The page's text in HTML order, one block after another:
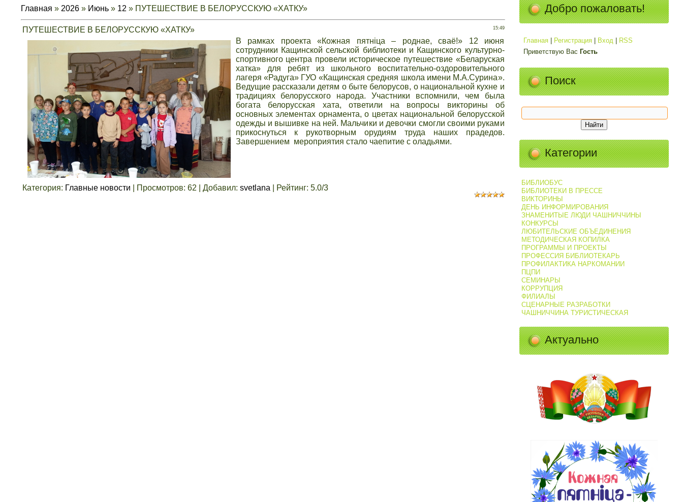
Главная » 2026 » Июнь » 12 » ПУТЕШЕСТВИЕ В БЕЛОРУССКУЮ «ХАТКУ»
15:49
ПУТЕШЕСТВИЕ В БЕЛОРУССКУЮ «ХАТКУ»
В рамках проекта «Кожная пятніца – роднае, сваё!» 12 июня
сотрудники Кащинской сельской библиотеки и Кащинского культурно-
спортивного центра провели историческое путешествие «Беларуская
хатка» для ребят из школьного воспитательно-оздоровительного
лагеря «Радуга» ГУО «Кащинская средняя школа имени М.А.Сурина».
Ведущие рассказали детям о быте белорусов, о национальной кухне и
традициях белорусского народа. Участники вспомнили, чем была
богата белорусская хата, ответили на вопросы викторины об
основных элементах орнамента, о цветах национальной белорусской
одежды и вышивке на ней. Мальчики и девочки смогли своими руками
прикоснуться к рукотворным орудиям труда наших прадедов.
Завершением мероприятия стало чаепитие с оладьями.
Категория: Главные новости Просмотров: 62 Добавил: svetlana Рейтинг: 5.0/3
Добро пожаловать!
Главная| Регистрация| Вход|
RSS
Приветствую Вас Гость
Поиск
Категории
БИБЛИОБУС
БИБЛИОТЕКИ В ПРЕССЕ
ВИКТОРИНЫ
ДЕНЬ ИНФОРМИРОВАНИЯ
ЗНАМЕНИТЫЕ ЛЮДИ ЧАШНИЧЧИНЫ
КОНКУРСЫ
ЛЮБИТЕЛЬСКИЕ ОБЪЕДИНЕНИЯ
МЕТОДИЧЕСКАЯ КОПИЛКА
ПРОГРАММЫ И ПРОЕКТЫ
ПРОФЕССИЯ БИБЛИОТЕКАРЬ
ПРОФИЛАКТИКА НАРКОМАНИИ
ПЦПИ
СЕМИНАРЫ
КОРРУПЦИЯ
ФИЛИАЛЫ
СЦЕНАРНЫЕ РАЗРАБОТКИ
ЧАШНИЧЧИНА ТУРИСТИЧЕСКАЯ
Актуально